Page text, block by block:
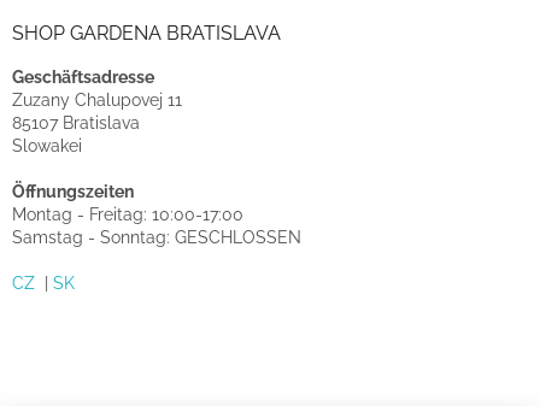
SHOP GARDENA BRATISLAVA
Geschäftsadresse
Zuzany Chalupovej 11
85107 Bratislava
Slowakei
Öffnungszeiten
Montag - Freitag: 10:00-17:00
Samstag - Sonntag: GESCHLOSSEN
CZ SK